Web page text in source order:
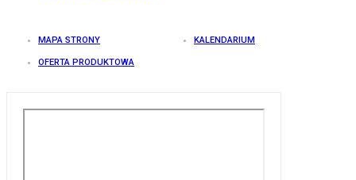
MAPA STRONY KALENDARIUM
OFERTA PRODUKTOWA